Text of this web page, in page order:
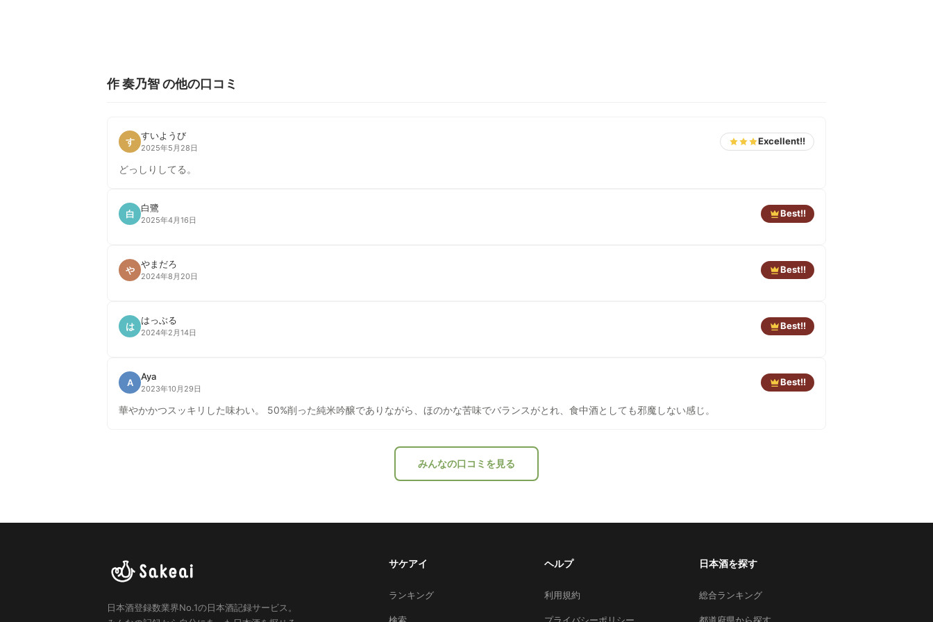
作 奏乃智 の他の口コミ
す
すいようび
2025年5月28日
Excellent!!
どっしりしてる。
白
白鷺
2025年4月16日
Best!!
や
やまだろ
2024年8月20日
Best!!
は
はっぶる
2024年2月14日
Best!!
A
Aya
2023年10月29日
Best!!
華やかかつスッキリした味わい。 50%削った純米吟醸でありながら、ほのかな苦味でバランスがとれ、食中酒としても邪魔しない感じ。
みんなの口コミを見る
日本酒登録数業界No.1の日本酒記録サービス。
サケアイ
ランキング
ヘルプ
利用規約
日本酒を探す
総合ランキング